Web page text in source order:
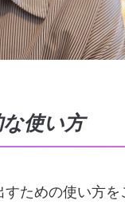
使い方
ための使い方を